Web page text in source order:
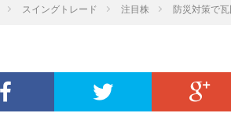
スイングトレード 注目株 防災対策で